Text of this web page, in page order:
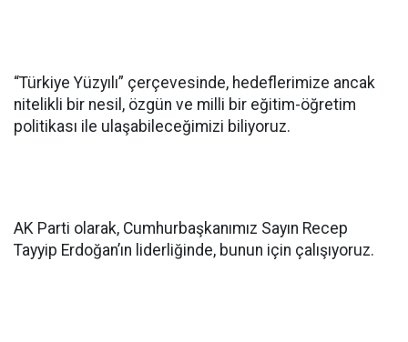
“Türkiye Yüzyılı” çerçevesinde, hedeflerimize ancak
nitelikli bir nesil, özgün ve milli bir eğitim-öğretim
politikası ile ulaşabileceğimizi biliyoruz.
AK Parti olarak, Cumhurbaşkanımız Sayın Recep
Tayyip Erdoğan’ın liderliğinde, bunun için çalışıyoruz.